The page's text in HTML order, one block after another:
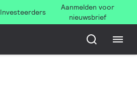
Investeerders
Aanmelden voor
nieuwsbrief